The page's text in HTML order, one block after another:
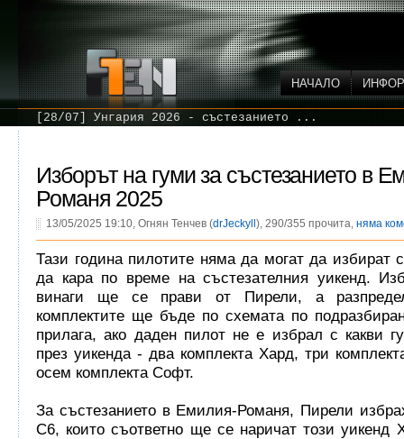
НАЧАЛО
[28/07] Унгария 2026 - състезанието ...
Изборът на гуми за състезанието в
Романя 2025
13/05/2025 19:10, Огнян Тенчев (drJeckyll ), 290/355 прочита, няма
Тази година пилотите няма да могат да избират
да кара по време на състезателния уикенд.
винаги ще се прави от Пирели, а
комплектите ще бъде по схемата по
прилага, ако даден пилот не е избрал с какви
през уикенда - два комплекта Хард, три
осем комплекта Софт.
За състезанието в Емилия-Романя, Пирели
C6, които съответно ще се наричат този уикенд